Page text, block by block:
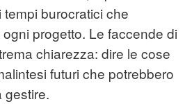
burocratici che
progetto. Le faccende di
chiarezza: dire le cose
futuri che potrebbero
gestire.